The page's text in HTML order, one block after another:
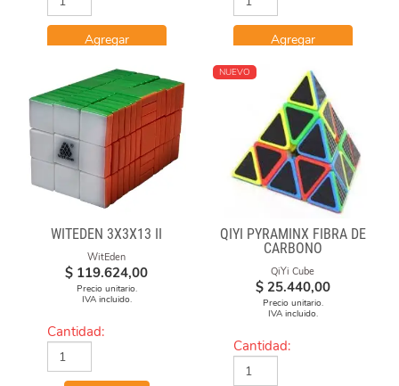
Agregar Agregar
WITEDEN 3X3X13 II
WitEden
$ 119.624,00
Precio unitario.
IVA incluido.
Cantidad:
NUEVO
QIYI PYRAMINX FIBRA DE
CARBONO
QiYi Cube
$ 25.440,00
Precio unitario.
IVA incluido.
Cantidad: